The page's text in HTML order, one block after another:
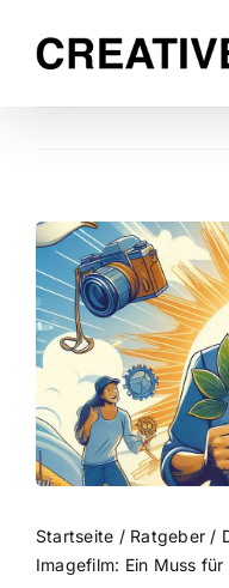
Startseite / Ratgeber /
Imagefilm: Ein Muss